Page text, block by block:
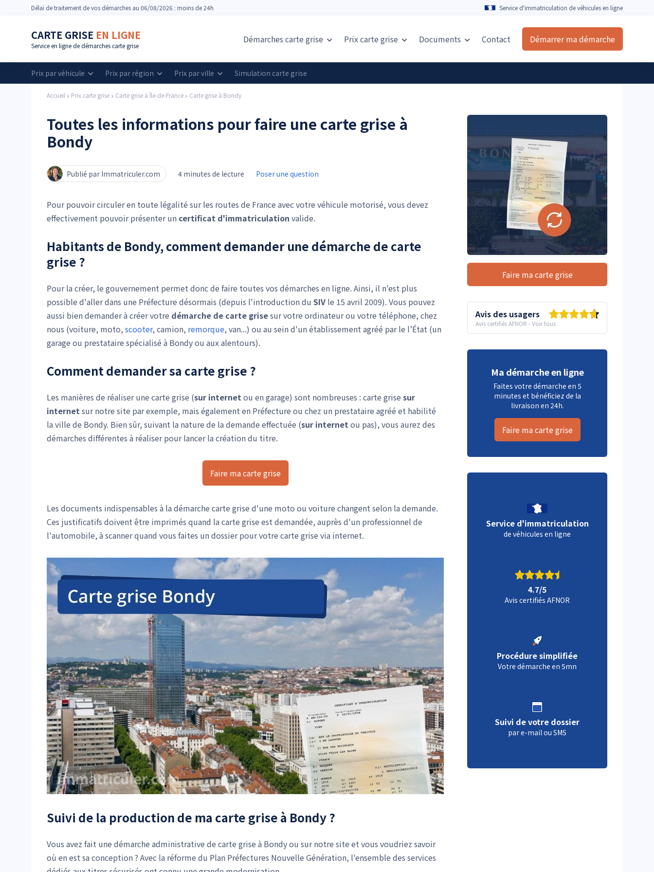
Délai de traitement de vos démarches au 06/08/2026 : moins de 24h Service d'immatriculation de véhicules en ligne
CARTE GRISE EN LIGNE
Service en ligne de démarches carte grise
Démarches carte grise Prixcarte grise Documents Contact Démarrer ma démarche
Prix par véhicule Prix par région Prix par ville Simulation carte grise
Accueil Prix carte grise Carte grise à Île-de-France Carte grise à Bondy
Toutes les informations pour faire une carte grise à
Bondy
Publié par Immatriculer.com 4 minutes de lecture Poser une question
Pour pouvoir circuler en toute légalité sur les routes de France avec votre véhicule motorisé, vous devez
effectivement pouvoir présenter un certificat d'immatriculation valide.
Habitants de Bondy, comment demander une démarche de carte
grise ?
Pour la créer, le gouvernement permet donc de faire toutes vos démarches en ligne. Ainsi, il n'est plus
possible d'aller dans une Préfecture désormais (depuis l'introduction du SIV le 15 avril 2009). Vous pouvez
aussi bien demander à créer votre démarche de carte grisesur votre ordinateur ou votre téléphone, chez
nous (voiture, moto, scooter, camion, remorque, van...) ou au sein d'un établissement agréé par le l’État (un
garage ou prestataire spécialisé à Bondy ou aux alentours).
Comment demander sa carte grise ?
Les manières de réaliser une carte grise (sur internetou en garage) sont nombreuses : carte grise sur
internetsur notre site par exemple, mais également en Préfecture ou chez un prestataire agréé et habilité
la ville de Bondy. Bien sûr, suivant la nature de la demande effectuée (sur internetou pas), vous aurez des
démarches différentes à réaliser pour lancer la création du titre.
Faire ma carte grise
Les documents indispensables à la démarche carte grise d'une moto ou voiture changent selon la demande.
Ces justificatifs doivent être imprimés quand la carte grise est demandée, auprès d'un professionnel de
l'automobile, à scanner quand vous faites un dossier pour votre carte grise via internet.
Suivi de la production de ma carte grise à Bondy ?
Vous avez fait une démarche administrative de carte grise à Bondy ou sur notre site et vous voudriez savoir
où en est sa conception ? Avec la réforme du Plan Préfectures Nouvelle Génération, l'ensemble des services
Faire ma carte grise
Avis des usagers
Avis certifiés AFNOR -Voir tous
Ma démarche en ligne
Faites votre démarche en 5
minutes et bénéficiez de la
livraison en 24h.
Faire ma carte grise
Service d'immatriculation
de véhicules en ligne
4.7/5
Avis certifiés AFNOR
Procédure simplifiée
Votre démarche en 5mn
Suivi de votre dossier
par e-mail ou SMS